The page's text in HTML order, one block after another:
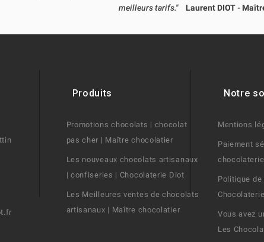
meilleurs tarifs."
Laurent DIOT -
Produits
Promotions chocolats | chocolat
pas cher | Maître chocolatier
Les nouveaux chocolats artisanaux
| confiseries | Chocolaterie Diot
Les Meilleures ventes de chocolats
artisanaux | Maître chocolatier
Notre
Mentions
Paiement
Politique
Vous avez
Les